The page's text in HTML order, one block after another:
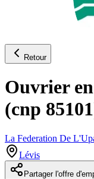
Retour
Ouvrier
(cnp
La Federation De
Lévis
Partager l'offre